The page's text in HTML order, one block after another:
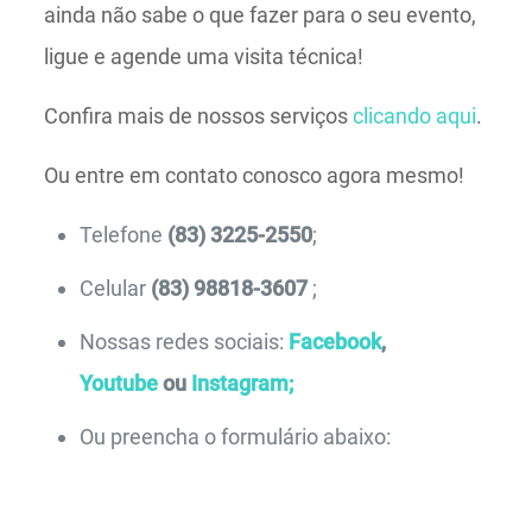
ainda não sabe o que fazer para o seu evento,
ligue e agende uma visita técnica!
Confira mais de nossos serviçosclicando aqui.
Ou entre em contato conosco agora mesmo!
Telefone (83) 3225-2550;
Celular (83) 98818-3607 ;
Nossas redes sociais: Facebook,
Youtubeou Instagram;
Ou preencha o formulário abaixo: